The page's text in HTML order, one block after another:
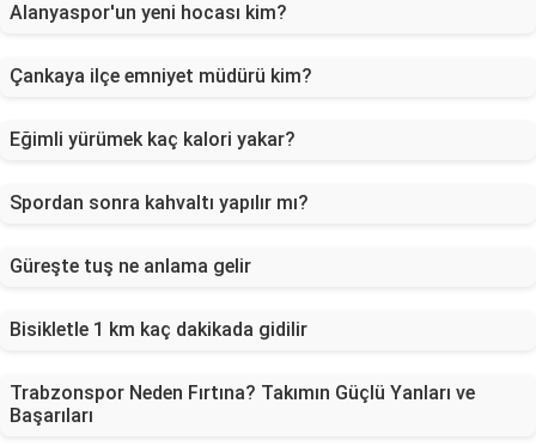
Alanyaspor'un yeni hocası kim?
Çankaya ilçe emniyet müdürü kim?
Eğimli yürümek kaç kalori yakar?
Spordan sonra kahvaltı yapılır mı?
Güreşte tuş ne anlama gelir
Bisikletle 1 km kaç dakikada gidilir
Trabzonspor Neden Fırtına? Takımın Güçlü Yanları ve
Başarıları